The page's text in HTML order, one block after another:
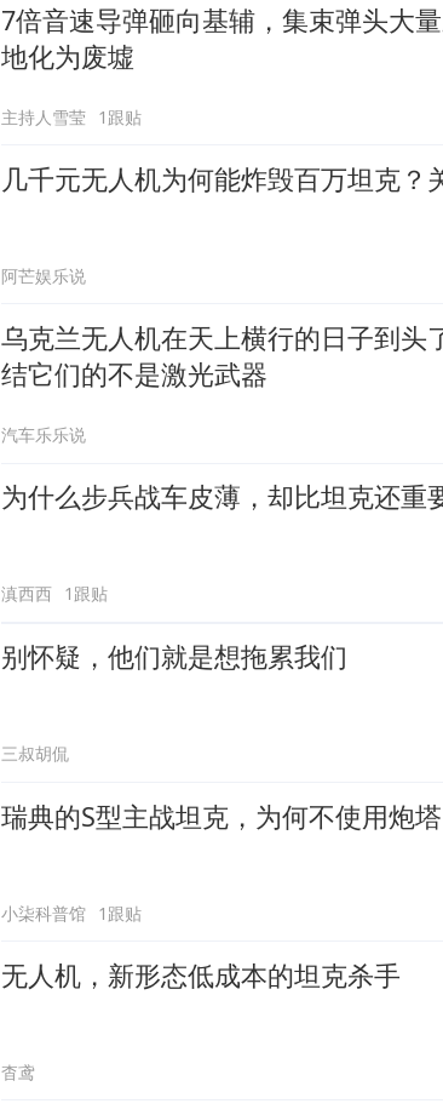
7倍音速导弹砸向基辅，集束弹头大
地化为废墟
主持人雪莹 1跟贴
几千元无人机为何能炸毁百万坦克？
阿芒娱乐说
乌克兰无人机在天上横行的日子到头
结它们的不是激光武器
汽车乐乐说
为什么步兵战车皮薄，却比坦克还重
滇西西 1跟贴
别怀疑，他们就是想拖累我们
三叔胡侃
瑞典的S型主战坦克，为何不使用炮塔
小柒科普馆 1跟贴
无人机，新形态低成本的坦克杀手
杳鸢